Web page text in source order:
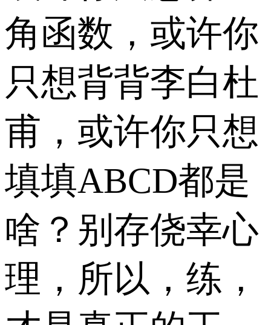
角函数，或许你
只想背背李白杜
甫，或许你只想
填填ABCD都是
啥？别存侥幸心
理，所以，练，